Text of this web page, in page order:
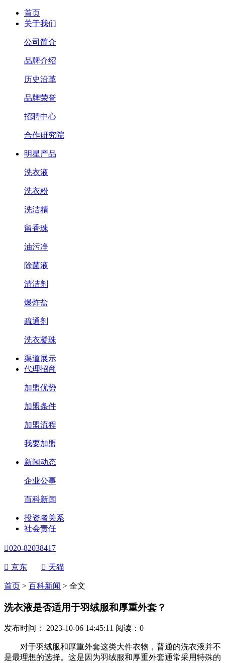
首页
关于我们
公司简介
品牌介绍
历史沿革
品牌荣誉
招聘中心
合作研究院
明星产品
洗衣液
洗衣粉
洗洁精
留香珠
油污净
除菌液
清洁剂
爆炸盐
疏通剂
洗衣凝珠
渠道展示
代理招商
加盟优势
加盟条件
加盟流程
我要加盟
新闻动态
企业公事
百科新闻
投资者关系
社会责任
020-82038417
 京东  天猫
首页 > 百科新闻 > 全文
洗衣液是否适用于羽绒服和厚重外套？
发布时间： 2023-10-06 14:45:11 阅读： 0
对于羽绒服和厚重外套这类大件衣物，普通的洗衣液并不
是最理想的选择。这是因为羽绒服和厚重外套通常采用特殊的